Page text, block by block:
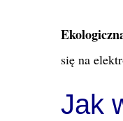
się na
Jak